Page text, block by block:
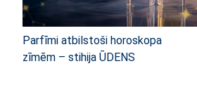
Parfīmi atbilstoši horoskopa
zīmēm – stihija ŪDENS